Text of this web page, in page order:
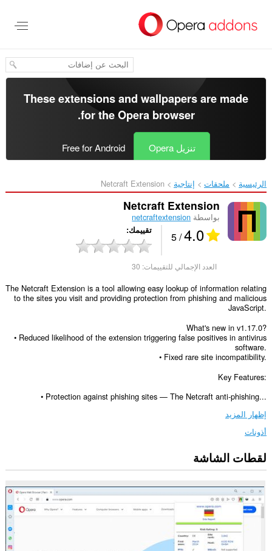
المحتوى
These extensions and wallpapers are made
for theOpera browser
.
تنزيل Opera Free for Android
الرئيسية ملحقات إنتاجية Netcraft Extension‎
Netcraft Extension
بواسطة netcraftextension
4.0
/ 5 تقييمك
العدد الإجمالي للتقييمات: 30
The Netcraft Extension is a tool allowing easy lookup of information relating
to the sites you visit and providing protection from phishing and malicious
JavaScript.
What's new in v1.17.0?
• Reduced likelihood of the extension triggering false positives in antivirus
software.
• Fixed rare site incompatibility.
Key Features:
• Protection against phishing sites — The Netcraft anti-phishing...
إظهار المزيد
أذونات
يستطيع
هذا
الوصول
إلى
بياناتك
على
لقطات الشاشة